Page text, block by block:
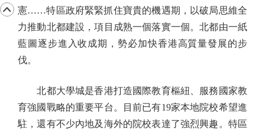
憲……特區政府緊緊抓住寶貴的機遇期，以破局思維全
力推動北都建設，項目成熟一個落實一個。北都由一紙
藍圖逐步進入收成期，勢必加快香港高質量發展的步
伐。
北都大學城是香港打造國際教育樞紐、服務國家教
育強國戰略的重要平台。目前已有19家本地院校希望進
駐，還有不少內地及海外的院校表達了強烈興趣。特區